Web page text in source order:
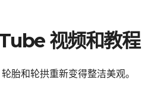
视频和教程
胎和轮拱重新变得整洁美观。